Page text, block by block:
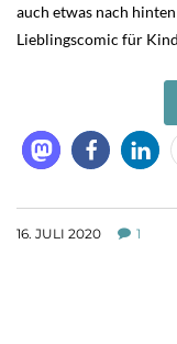
auch etwas nach
Lieblingscomic für
16. JULI 2020 1